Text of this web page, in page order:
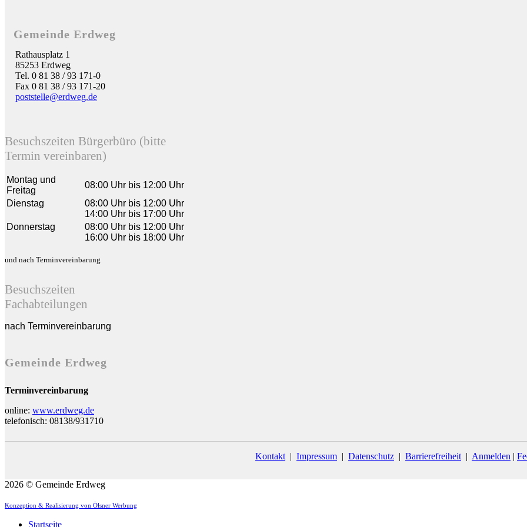
Gemeinde Erdweg
Rathausplatz 1
85253 Erdweg
Tel. 0 81 38 / 93 171-0
Fax 0 81 38 / 93 171-20
poststelle@erdweg.de
Besuchszeiten Bürgerbüro (bitte
Termin vereinbaren)
Montag und
Freitag
08:00 Uhr bis 12:00 Uhr
Dienstag
08:00 Uhr bis 12:00 Uhr
14:00 Uhr bis 17:00 Uhr
Donnerstag
08:00 Uhr bis 12:00 Uhr
16:00 Uhr bis 18:00 Uhr
und nach Terminvereinbarung
Besuchszeiten
Fachabteilungen
nach Terminvereinbarung
Gemeinde Erdweg
Terminvereinbarung
online: www.erdweg.de
telefonisch: 08138/931710
Kontakt | Impressum | Datenschutz | Barrierefreiheit | Anmelden |
2026 © Gemeinde Erdweg
Konzeption & Realisierung von Ölsner Werbung
Startseite